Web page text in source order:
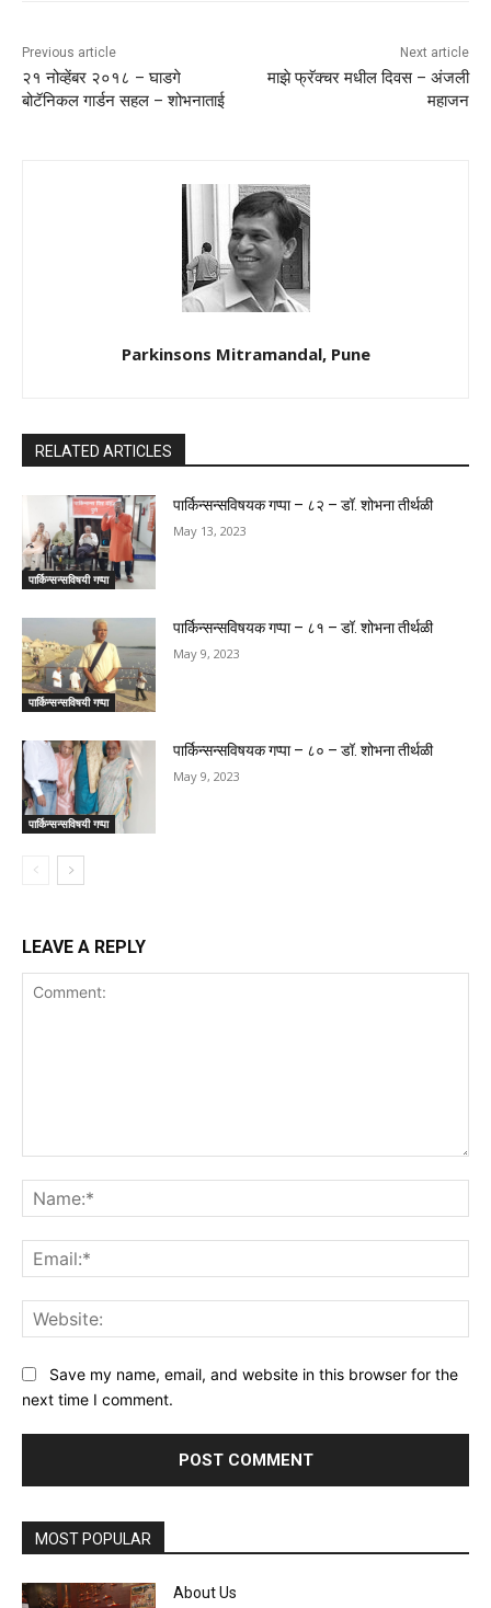
Previous article
२१ नोव्हेंबर २०१८ – घाडगे
बोटॅनिकल गार्डन सहल – शोभनाताई
Next article
माझे फ्रॅक्चर मधील दिवस – अंजली
महाजन
Parkinsons Mitramandal, Pune
RELATED ARTICLES
पार्किन्सन्सविषयी गप्पा
पार्किन्सन्सविषयक गप्पा – ८२ – डॉ. शोभना तीर्थळी
May 13, 2023
पार्किन्सन्सविषयी गप्पा
पार्किन्सन्सविषयक गप्पा – ८१ – डॉ. शोभना तीर्थळी
May 9, 2023
पार्किन्सन्सविषयी गप्पा
पार्किन्सन्सविषयक गप्पा – ८० – डॉ. शोभना तीर्थळी
May 9, 2023
LEAVE A REPLY
Save my name, email, and website in this browser for the
next time I comment.
MOST POPULAR
About Us